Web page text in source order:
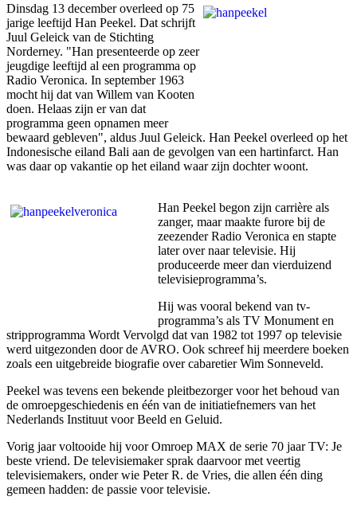
Dinsdag 13 december overleed op 75
jarige leeftijd Han Peekel. Dat schrijft
Juul Geleick van de Stichting
Norderney. "Han presenteerde op zeer
jeugdige leeftijd al een programma op
Radio Veronica. In september 1963
mocht hij dat van Willem van Kooten
doen. Helaas zijn er van dat
programma geen opnamen meer
bewaard gebleven", aldus Juul Geleick. Han Peekel overleed op het
Indonesische eiland Bali aan de gevolgen van een hartinfarct. Han
was daar op vakantie op het eiland waar zijn dochter woont.
Han Peekel begon zijn carrière als
zanger, maar maakte furore bij de
zeezender Radio Veronica en stapte
later over naar televisie. Hij
produceerde meer dan vierduizend
televisieprogramma’s.
Hij was vooral bekend van tv-
programma’s als TV Monument en
stripprogramma Wordt Vervolgd dat van 1982 tot 1997 op televisie
werd uitgezonden door de AVRO. Ook schreef hij meerdere boeken
zoals een uitgebreide biografie over cabaretier Wim Sonneveld.
Peekel was tevens een bekende pleitbezorger voor het behoud van
de omroepgeschiedenis en één van de initiatiefnemers van het
Nederlands Instituut voor Beeld en Geluid.
Vorig jaar voltooide hij voor Omroep MAX de serie 70 jaar TV: Je
beste vriend. De televisiemaker sprak daarvoor met veertig
televisiemakers, onder wie Peter R. de Vries, die allen één ding
gemeen hadden: de passie voor televisie.